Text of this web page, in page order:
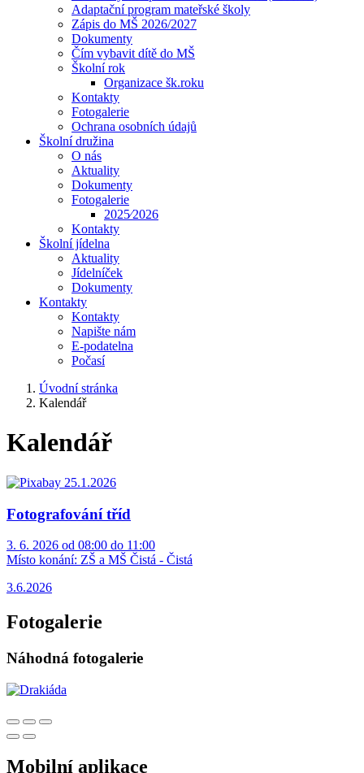
Adaptační program mateřské školy
Zápis do MŠ 2026/2027
Dokumenty
Čím vybavit dítě do MŠ
Školní rok
Organizace šk.roku
Kontakty
Fotogalerie
Ochrana osobních údajů
Školní družina
O nás
Aktuality
Dokumenty
Fotogalerie
2025⁄2026
Kontakty
Školní jídelna
Aktuality
Jídelníček
Dokumenty
Kontakty
Kontakty
Napište nám
E-podatelna
Počasí
Úvodní stránka
Kalendář
Kalendář
Fotografování tříd
3. 6. 2026 od 08:00 do 11:00
Místo konání: ZŠ a MŠ Čistá - Čistá
3.6.2026
Fotogalerie
Náhodná fotogalerie
Mobilní aplikace